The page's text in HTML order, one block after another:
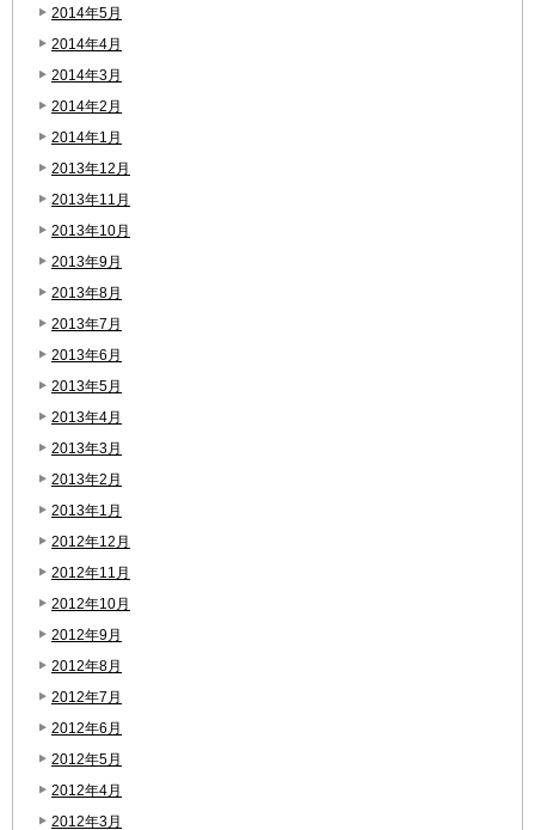
2014年5月
2014年4月
2014年3月
2014年2月
2014年1月
2013年12月
2013年11月
2013年10月
2013年9月
2013年8月
2013年7月
2013年6月
2013年5月
2013年4月
2013年3月
2013年2月
2013年1月
2012年12月
2012年11月
2012年10月
2012年9月
2012年8月
2012年7月
2012年6月
2012年5月
2012年4月
2012年3月